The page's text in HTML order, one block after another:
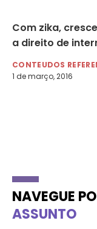
Com zika,
a direito de
CONTEUDOS
1 de março, 2016
NAVEGUE
ASSUNTO